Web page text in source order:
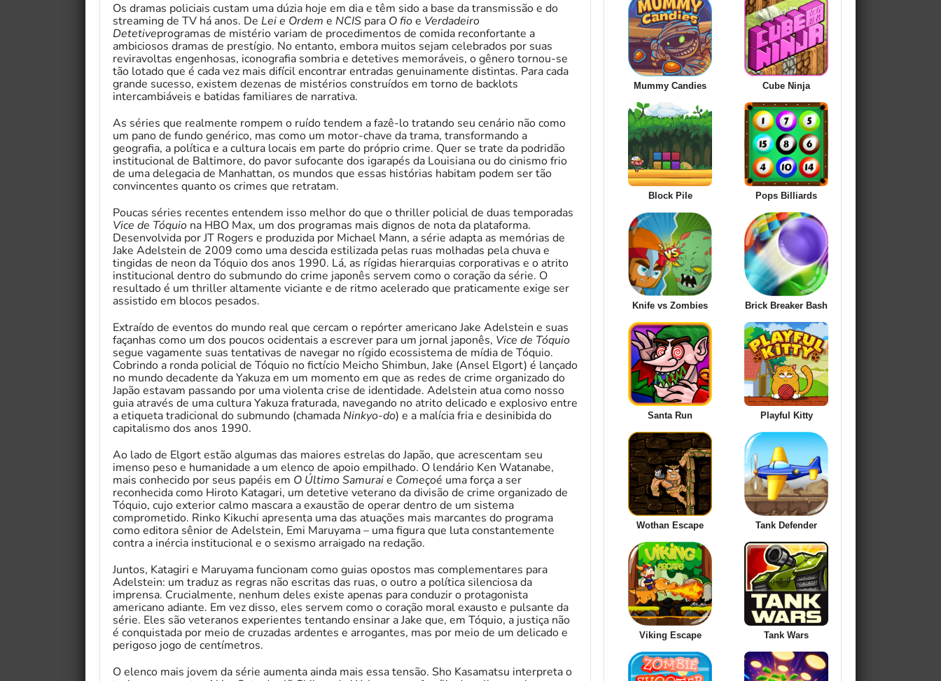
Os dramas policiais custam uma dúzia hoje em dia e têm sido a base da transmissão e do
streaming de TV há anos. De Lei e Ordem e NCIS para O fioe Verdadeiro
Detetiveprogramas de mistério variam de procedimentos de comida reconfortante a
ambiciosos dramas de prestígio. No entanto, embora muitos sejam celebrados por suas
reviravoltas engenhosas, iconografia sombria e detetives memoráveis, o gênero tornou-se
tão lotado que é cada vez mais difícil encontrar entradas genuinamente distintas. Para cada
grande sucesso, existem dezenas de mistérios construídos em torno de backlots
intercambiáveis ​​​​e batidas familiares de narrativa.
As séries que realmente rompem o ruído tendem a fazê-lo tratando seu cenário não como
um pano de fundo genérico, mas como um motor-chave da trama, transformando a
geografia, a política e a cultura locais em parte do próprio crime. Quer se trate da podridão
institucional de Baltimore, do pavor sufocante dos igarapés da Louisiana ou do cinismo frio
de uma delegacia de Manhattan, os mundos que essas histórias habitam podem ser tão
convincentes quanto os crimes que retratam.
Poucas séries recentes entendem isso melhor do que o thriller policial de duas temporadas
Vice de Tóquio na HBO Max, um dos programas mais dignos de nota da plataforma.
Desenvolvida por JT Rogers e produzida por Michael Mann, a série adapta as memórias de
Jake Adelstein de 2009 como uma descida estilizada pelas ruas molhadas pela chuva e
tingidas de neon da Tóquio dos anos 1990. Lá, as rígidas hierarquias corporativas e o atrito
institucional dentro do submundo do crime japonês servem como o coração da série. O
resultado é um thriller altamente viciante e de ritmo acelerado que praticamente exige ser
assistido em blocos pesados.
Extraído de eventos do mundo real que cercam o repórter americano Jake Adelstein e suas
façanhas como um dos poucos ocidentais a escrever para um jornal japonês, Vice de Tóquio
segue vagamente suas tentativas de navegar no rígido ecossistema de mídia de Tóquio.
Cobrindo a ronda policial de Tóquio no fictício Meicho Shimbun, Jake (Ansel Elgort) é lançado
no mundo decadente da Yakuza em um momento em que as redes de crime organizado do
Japão estavam passando por uma violenta crise de identidade. Adelstein atua como nosso
guia através de uma cultura Yakuza fraturada, navegando no atrito delicado e explosivo entre
a etiqueta tradicional do submundo (chamada Ninkyo-do) e a malícia fria e desinibida do
capitalismo dos anos 1990.
Ao lado de Elgort estão algumas das maiores estrelas do Japão, que acrescentam seu
imenso peso e humanidade a um elenco de apoio empilhado. O lendário Ken Watanabe,
mais conhecido por seus papéis em O Último Samuraie Começoé uma força a ser
reconhecida como Hiroto Katagari, um detetive veterano da divisão de crime organizado de
Tóquio, cujo exterior calmo mascara a exaustão de operar dentro de um sistema
comprometido. Rinko Kikuchi apresenta uma das atuações mais marcantes do programa
como editora sênior de Adelstein, Emi Maruyama – uma figura que luta constantemente
contra a inércia institucional e o sexismo arraigado na redação.
Juntos, Katagiri e Maruyama funcionam como guias opostos mas complementares para
Adelstein: um traduz as regras não escritas das ruas, o outro a política silenciosa da
imprensa. Crucialmente, nenhum deles existe apenas para conduzir o protagonista
americano adiante. Em vez disso, eles servem como o coração moral exausto e pulsante da
série. Eles são veteranos experientes tentando ensinar a Jake que, em Tóquio, a justiça não
é conquistada por meio de cruzadas ardentes e arrogantes, mas por meio de um delicado e
perigoso jogo de centímetros.
O elenco mais jovem da série aumenta ainda mais essa tensão. Sho Kasamatsu interpreta o
Mummy Candies Cube Ninja
Block Pile Pops Billiards
Knife vs Zombies Brick Breaker Bash
Santa Run Playful Kitty
Wothan Escape Tank Defender
Viking Escape Tank Wars